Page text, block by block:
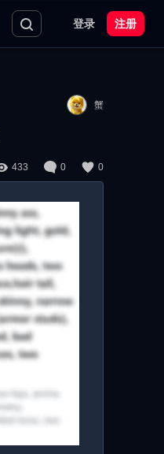
登录 注册
蟹
433 0 0